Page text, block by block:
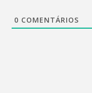
0 COMENTÁRIOS